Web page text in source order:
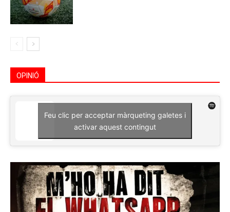
OPINIÓ
Feu clic per acceptar màrqueting galetes i
activar aquest contingut